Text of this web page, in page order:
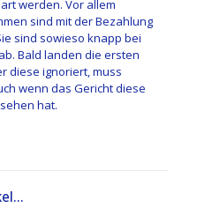
werden. Vor allem
sind mit der Bezahlung
sind sowieso knapp bei
Bald landen die ersten
diese ignoriert, muss
wenn das Gericht diese
hat.